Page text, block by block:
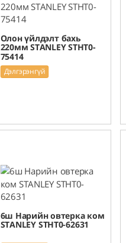
Олон үйлдэлт бахь
220мм STANLEY STHT0-
75414
Дэлгэрэнгүй
6ш Нарийн овтерка ком
STANLEY STHT0-62631